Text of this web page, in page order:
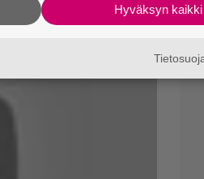
Hyväksyn kaikki